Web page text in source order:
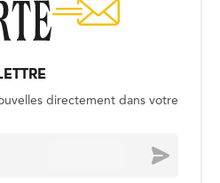
directement dans votre
Envoyer